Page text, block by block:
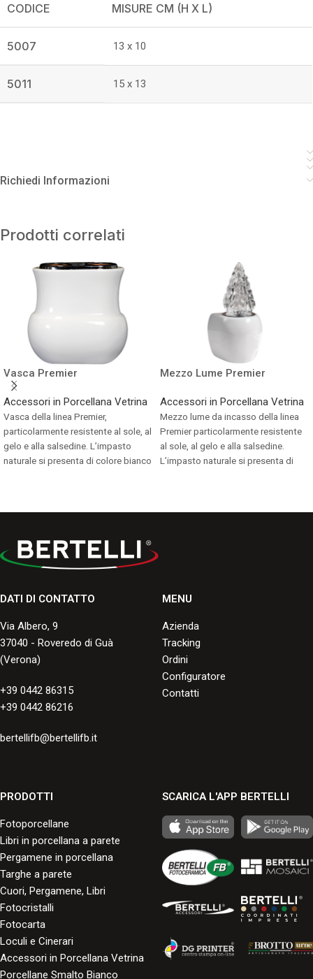
CODICE MISURE CM (H X L)
5007 13 x 10
5011 15 x 13
Richiedi Informazioni
Prodotti correlati
Vasca Premier
Accessori in Porcellana Vetrina
Vasca della linea Premier,
particolarmente resistente al sole, al
gelo e alla salsedine. L’impasto
naturale si presenta di colore bianco
Mezzo Lume Premier
Accessori in Porcellana Vetrina
Mezzo lume da incasso della linea
Premier particolarmente resistente
al sole, al gelo e alla salsedine.
L’impasto naturale si presenta di
DATI DI CONTATTO
Via Albero, 9
37040 - Roveredo di Guà
(Verona)
+39 0442 86315
+39 0442 86216
bertellifb@bertellifb.it
MENU
Azienda
Tracking
Ordini
Configuratore
Contatti
PRODOTTI
Fotoporcellane
Libri in porcellana a parete
Pergamene in porcellana
Targhe a parete
Cuori, Pergamene, Libri
Fotocristalli
Fotocarta
Loculi e Cinerari
Accessori in Porcellana Vetrina
Porcellane Smalto Bianco
SCARICA L'APP BERTELLI